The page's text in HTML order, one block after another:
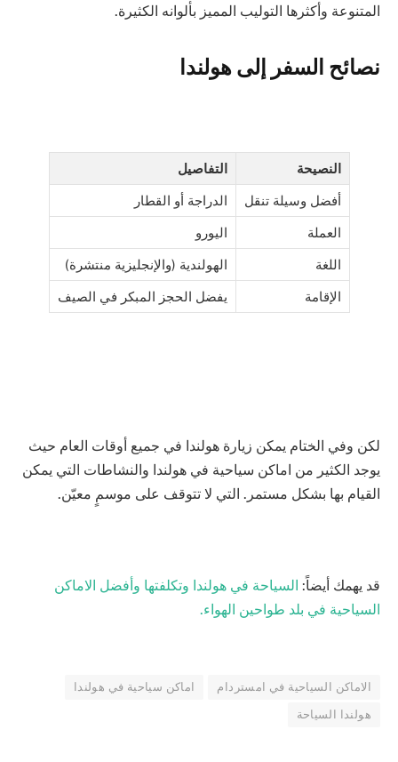
المتنوعة وأكثرها التوليب المميز بألوانه الكثيرة.
نصائح السفر إلى هولندا
النصيحة التفاصيل
أفضل وسيلة تنقل الدراجة أو القطار
العملة اليورو
اللغة الهولندية (والإنجليزية منتشرة)
الإقامة يفضل الحجز المبكر في الصيف
لكن وفي الختام يمكن زيارة هولندا في جميع أوقات العام حيث
يوجد الكثير من اماكن سياحية في هولندا والنشاطات التي يمكن
القيام بها بشكل مستمر. التي لا تتوقف على موسمٍ معيّن.
قد يهمك أيضاً: السياحة في هولندا وتكلفتها وأفضل الاماكن
السياحية في بلد طواحين الهواء.
الاماكن السياحية في امستردام اماكن سياحية في هولندا
هولندا السياحة